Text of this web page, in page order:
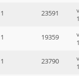
1 23591
1 19359
1 23790